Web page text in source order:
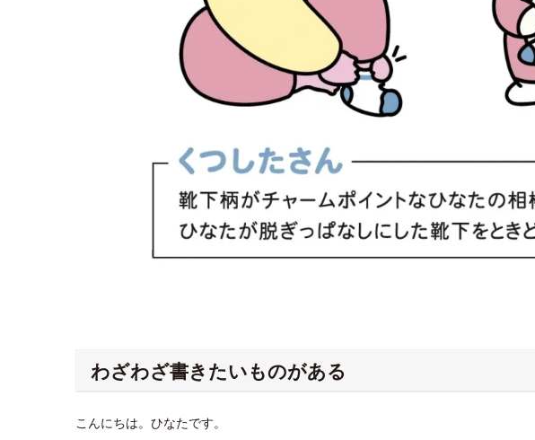
わざわざ書きたいものがある
こんにちは。ひなたです。